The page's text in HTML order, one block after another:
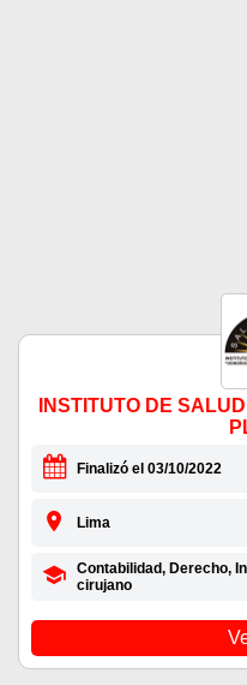
INSTITUTO DE
Finalizó el 03/10/2022
Lima
Contabilidad, Derecho,
cirujano